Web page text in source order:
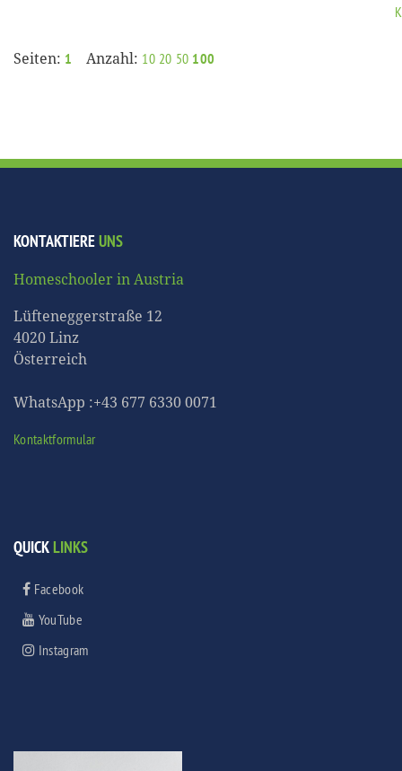
Seiten: 1 Anzahl: 10 20 50 100
KONTAKTIEREUNS
Homeschooler in Austria
Lüfteneggerstraße 12
4020 Linz
Österreich
WhatsApp :+43 677 6330 0071
Kontaktformular
QUICKLINKS
Facebook
YouTube
Instagram